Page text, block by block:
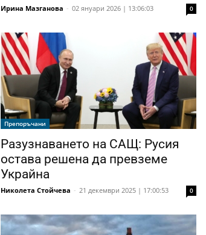
Ирина Мазганова - 02 януари 2026 | 13:06:03 0
Препоръчани
Разузнаването на САЩ: Русия
остава решена да превземе
Украйна
Николета Стойчева - 21 декември 2025 | 17:00:53 0